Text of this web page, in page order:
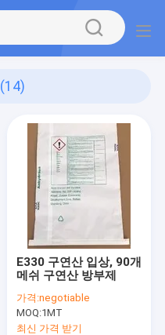
(14)
E330 구연산 입상, 90개
메쉬 구연산 방부제
가격:negotiable
MOQ:1MT
최신 가격 받기